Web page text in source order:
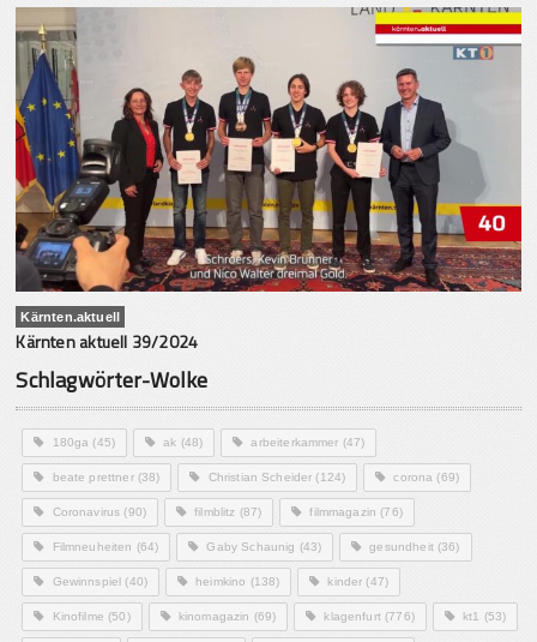
Kärnten.aktuell
Kärnten aktuell 39/2024
Schlagwörter-Wolke
180ga (45) ak (48) arbeiterkammer (47)
beate prettner(38) Christian Scheider (124) corona (69)
Coronavirus (90) filmblitz (87) filmmagazin (76)
Filmneuheiten (64) Gaby Schaunig (43) gesundheit(36)
Gewinnspiel (40) heimkino (138) kinder (47)
Kinofilme (50) kinomagazin (69) klagenfurt(776) kt1 (53)